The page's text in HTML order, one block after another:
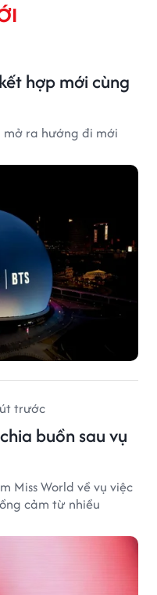
hợp mới cùng
mở ra hướng đi mới
trước
buồn sau vụ
Miss World về vụ việc
cảm từ nhiều